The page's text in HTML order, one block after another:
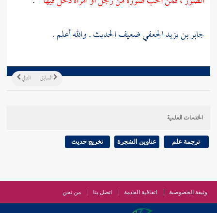
جابر بن يزيد الجعفيضعيف الحديث . والله أعلم .
التالي السابق
الخدمات العلمية
ترجمة علم عناوين الشجرة تخريج حديث
وثيقة الخصوصية اتفاقية الخدمة اتصل بنا من نحن